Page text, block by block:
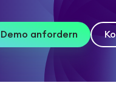
Demo anfordern